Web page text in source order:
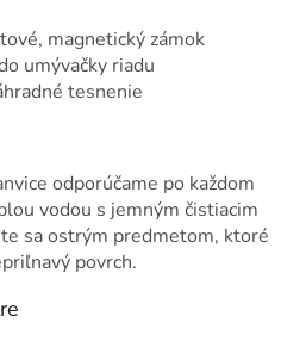
magnetický zámok
umývačky riadu
tesnenie
odporúčame po každom
vodou s jemným čistiacim
sa ostrým predmetom, ktoré
povrch.